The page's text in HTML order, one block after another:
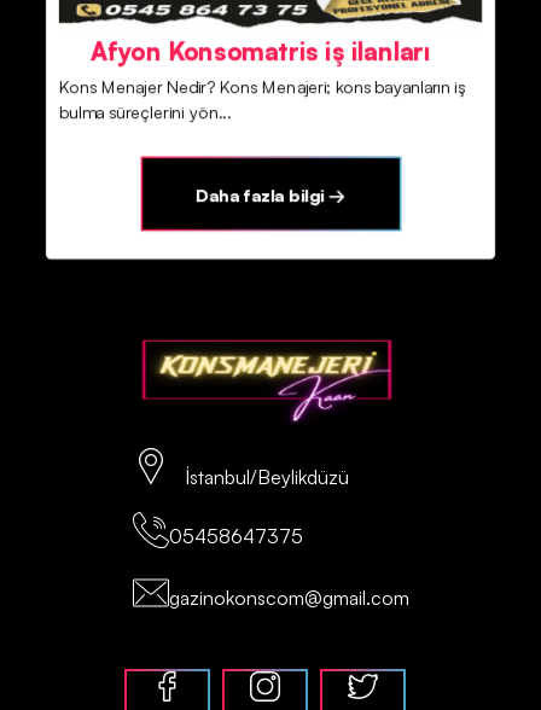
Afyon Konsomatris iş ilanları
Kons Menajer Nedir? Kons Menajeri; kons bayanların iş
bulma süreçlerini yön...
Daha fazla bilgi →
İstanbul/Beylikdüzü
05458647375
gazinokonscom@gmail.com